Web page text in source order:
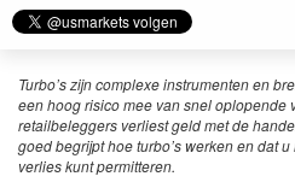
Turbo’s zijn complexe instrumenten en
een hoog risico mee van snel oplopende
retailbeleggers verliest geld met de
goed begrijpt hoe turbo’s werken en dat
verlies kunt permitteren.